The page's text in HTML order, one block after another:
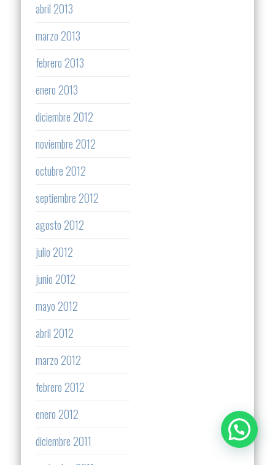
abril 2013
marzo 2013
febrero 2013
enero 2013
diciembre 2012
noviembre 2012
octubre 2012
septiembre 2012
agosto 2012
julio 2012
junio 2012
mayo 2012
abril 2012
marzo 2012
febrero 2012
enero 2012
diciembre 2011